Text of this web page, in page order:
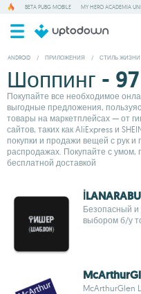
BETA PUBG MOBILE MY HERO ACADEMIA
ANDROID / ПРИЛОЖЕНИЯ / СТИЛЬ ЖИЗНИ
Шоппинг - 97
Покупайте все необходимое
выгодные предложения,
товары на маркетплейсах — от
сайтов, таких как AliExpress и
покупки и продажи вещей с рук
распродажах. Покупайте с умом,
бесплатной доставкой
Безопасный
выбором б/у
McArthurGlen